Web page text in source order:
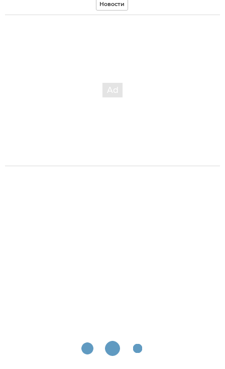
Новости